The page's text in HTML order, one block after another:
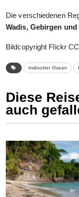
Die verschiedenen
Wadis, Gebirgen
Bildcopyright Flickr
Indischer Ozean
Diese
auch